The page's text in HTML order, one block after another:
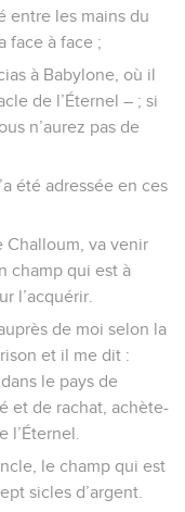
entre les mains du
face à face ;
à Babylone, où il
de l’Éternel – ; si
n’aurez pas de
été adressée en ces
Challoum, va venir
champ qui est à
l’acquérir.
de moi selon la
et il me dit :
le pays de
et de rachat, achète-
l’Éternel.
le champ qui est
sicles d’argent.